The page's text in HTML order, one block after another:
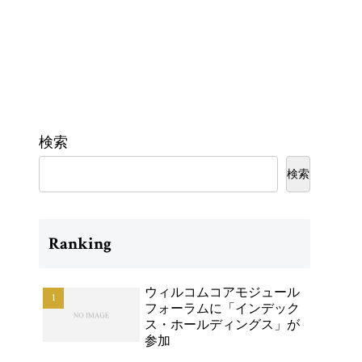
検索
検索
Ranking
ウィルコムコアモジュール
フォーラムに「インデック
ス・ホールディングス」が
参加